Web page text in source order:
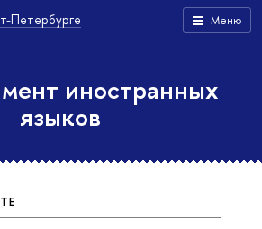
Меню
Петербурге
иностранных
языков